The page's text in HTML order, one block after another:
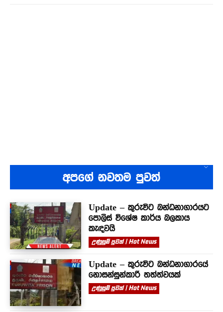
අපගේ නවතම පුවත්
Update – කුරුවිට බන්ධනාගාරයට
පොලිස් විශේෂ කාර්ය බලකාය
කැඳවයි
උණුසුම් පුවත් | Hot News
Update – කුරුවිට බන්ධනාගාරයේ
නොසන්සුන්කාරී තත්ත්වයක්
උණුසුම් පුවත් | Hot News